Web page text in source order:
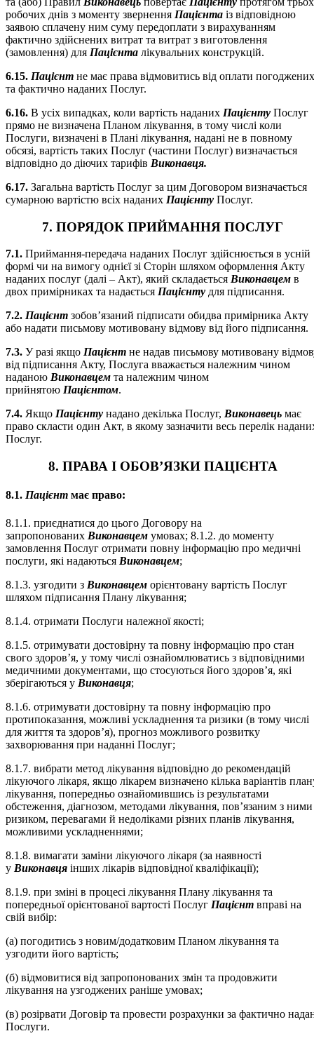
робочих днів з моменту звернення Пацієнта із відповідною
заявою сплачену ним суму передоплати з вирахуванням
фактично здійснених витрат та витрат з виготовлення
(замовлення) для Пацієнта лікувальних конструкцій.
6.15. Пацієнт не має права відмовитись від оплати погоджених
та фактично наданих Послуг.
6.16. В усіх випадках, коли вартість наданих Пацієнту Послуг
прямо не визначена Планом лікування, в тому числі коли
Послуги, визначені в Плані лікування, надані не в повному
обсязі, вартість таких Послуг (частини Послуг) визначається
відповідно до діючих тарифів Виконавця.
6.17. Загальна вартість Послуг за цим Договором визначається
сумарною вартістю всіх наданих Пацієнту Послуг.
7. ПОРЯДОК ПРИЙМАННЯ ПОСЛУГ
7.1. Приймання-передача наданих Послуг здійснюється в усній
формі чи на вимогу однієї зі Сторін шляхом оформлення Акту
наданих послуг (далі – Акт), який складається Виконавцем в
двох примірниках та надається Пацієнту для підписання.
7.2. Пацієнт зобов’язаний підписати обидва примірника Акту
або надати письмову мотивовану відмову від його підписання.
7.3. У разі якщо Пацієнт не надав письмову мотивовану
від підписання Акту, Послуга вважається належним чином
наданою Виконавцем та належним чином
прийнятою Пацієнтом.
7.4. Якщо Пацієнту надано декілька Послуг, Виконавець має
право скласти один Акт, в якому зазначити весь перелік
Послуг.
8. ПРАВА І ОБОВ’ЯЗКИ ПАЦІЄНТА
8.1. Пацієнт має право:
8.1.1. приєднатися до цього Договору на
запропонованих Виконавцем умовах; 8.1.2. до моменту
замовлення Послуг отримати повну інформацію про медичні
послуги, які надаються Виконавцем;
8.1.3. узгодити з Виконавцем орієнтовану вартість Послуг
шляхом підписання Плану лікування;
8.1.4. отримати Послуги належної якості;
8.1.5. отримувати достовірну та повну інформацію про стан
свого здоров’я, у тому числі ознайомлюватись з відповідними
медичними документами, що стосуються його здоров’я, які
зберігаються у Виконавця;
8.1.6. отримувати достовірну та повну інформацію про
протипоказання, можливі ускладнення та ризики (в тому числі
для життя та здоров’я), прогноз можливого розвитку
захворювання при наданні Послуг;
8.1.7. вибрати метод лікування відповідно до рекомендацій
лікуючого лікаря, якщо лікарем визначено кілька варіантів
лікування, попередньо ознайомившись із результатами
обстеження, діагнозом, методами лікування, пов’язаним з ними
ризиком, перевагами й недоліками різних планів лікування,
можливими ускладненнями;
8.1.8. вимагати заміни лікуючого лікаря (за наявності
у Виконавця інших лікарів відповідної кваліфікації);
8.1.9. при зміні в процесі лікування Плану лікування та
попередньої орієнтованої вартості Послуг Пацієнт вправі на
свій вибір:
(а) погодитись з новим/додатковим Планом лікування та
узгодити його вартість;
(б) відмовитися від запропонованих змін та продовжити
лікування на узгоджених раніше умовах;
(в) розірвати Договір та провести розрахунки за фактично
Послуги.